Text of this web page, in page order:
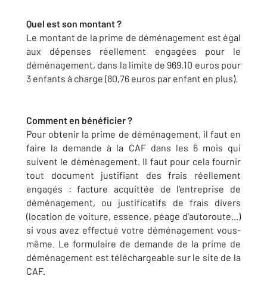
Quel est son montant ?
Le montant de la prime de déménagement est égal
aux dépenses réellement engagées pour le
déménagement, dans la limite de 969,10 euros pour
3 enfants à charge (80,76 euros par enfant en plus).
Comment en bénéficier ?
Pour obtenir la prime de déménagement, il faut en
faire la demande à la CAF dans les 6 mois qui
suivent le déménagement. Il faut pour cela fournir
tout document justifiant des frais réellement
engagés : facture acquittée de l'entreprise de
déménagement, ou justificatifs de frais divers
(location de voiture, essence, péage d'autoroute...)
si vous avez effectué votre déménagement vous-
même. Le formulaire de demande de la prime de
déménagement est téléchargeable sur le site de la
CAF.